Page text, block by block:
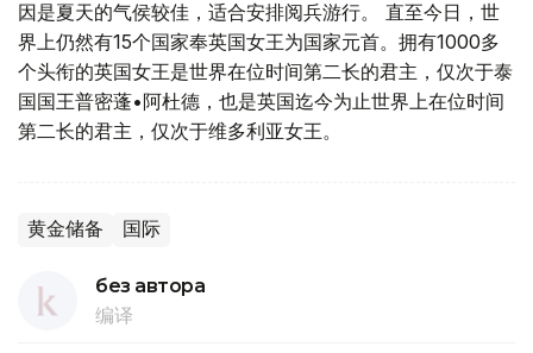
因是夏天的气侯较佳，适合安排阅兵游行。 直至今日，世
界上仍然有15个国家奉英国女王为国家元首。拥有1000多
个头衔的英国女王是世界在位时间第二长的君主，仅次于泰
国国王普密蓬•阿杜德，也是英国迄今为止世界上在位时间
第二长的君主，仅次于维多利亚女王。
黄金储备 国际
без автора
编译